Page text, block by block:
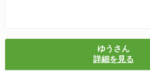
ゆうさん
詳細を見る